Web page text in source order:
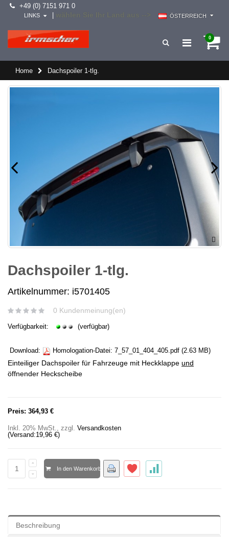
+49 (0) 7151 971 0
ÖSTERREICH
LINKS
0
Home Dachspoiler 1-tlg.
Dachspoiler 1-tlg.
Artikelnummer: i5701405
0 Kundenmeinung(en)
Verfügbarkeit: (verfügbar)
Download: Homologation-Datei: 7_57_01_404_405.pdf (2.63 MB)
Einteiliger Dachspoiler für Fahrzeuge mit Heckklappe und
öffnender Heckscheibe
Preis: 364,93 €
Inkl. 20% MwSt., zzgl. Versandkosten
(Versand:19,96 €)
In den Warenkorb
Beschreibung